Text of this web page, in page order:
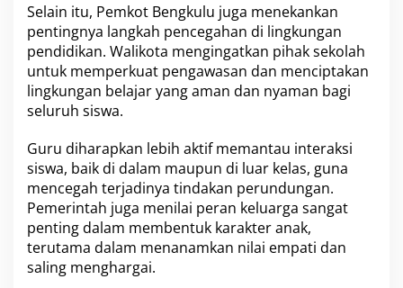
Selain itu, Pemkot Bengkulu juga menekankan
pentingnya langkah pencegahan di lingkungan
pendidikan. Walikota mengingatkan pihak sekolah
untuk memperkuat pengawasan dan menciptakan
lingkungan belajar yang aman dan nyaman bagi
seluruh siswa.
Guru diharapkan lebih aktif memantau interaksi
siswa, baik di dalam maupun di luar kelas, guna
mencegah terjadinya tindakan perundungan.
Pemerintah juga menilai peran keluarga sangat
penting dalam membentuk karakter anak,
terutama dalam menanamkan nilai empati dan
saling menghargai.